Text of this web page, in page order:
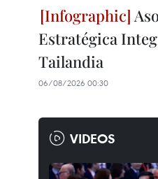
Estratégica
Tailandia
06/08/2026 00:30
VIDEOS